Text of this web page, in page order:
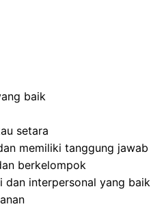
baik
setara
memiliki tanggung jawab
berkelompok
dan interpersonal yang baik